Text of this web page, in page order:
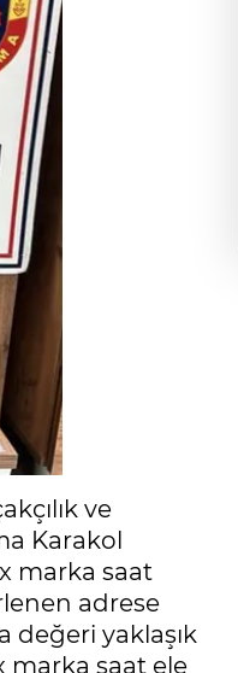
ve
Karakol
marka saat
adrese
değeri yaklaşık
marka saat ele